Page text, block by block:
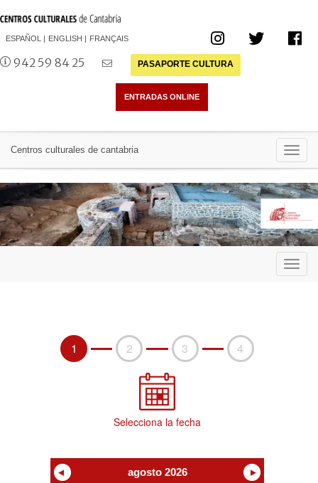
ESPAÑOL ENGLISH FRANÇAIS
942 59 84 25 PASAPORTE CULTURA
Centros culturales de cantabria